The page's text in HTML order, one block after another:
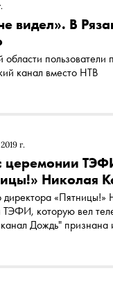
видел». В
« Теле-Маг »
канал вместо НТВ
г.
церемонии
Николая
которую вел
Дождь" признана